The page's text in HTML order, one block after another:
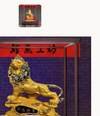
price